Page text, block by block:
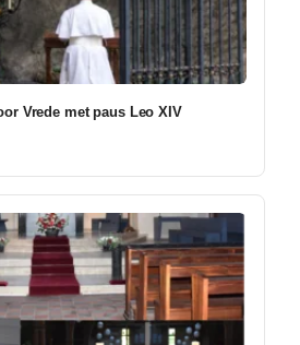
Vrede met paus Leo XIV